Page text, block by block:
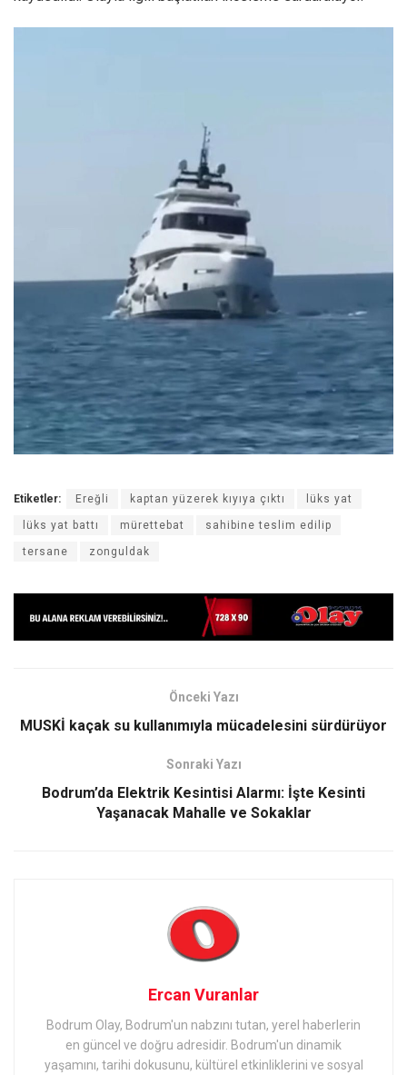
Etiketler: Ereğli kaptan yüzerek kıyıya çıktı lüks yat
lüks yat battı mürettebat sahibine teslim edilip
tersane zonguldak
Önceki Yazı
MUSKİ kaçak su kullanımıyla mücadelesini sürdürüyor
Sonraki Yazı
Bodrum’da Elektrik Kesintisi Alarmı: İşte Kesinti
Yaşanacak Mahalle ve Sokaklar
Ercan Vuranlar
Bodrum Olay, Bodrum'un nabzını tutan, yerel haberlerin
en güncel ve doğru adresidir. Bodrum'un dinamik
yaşamını, tarihi dokusunu, kültürel etkinliklerini ve sosyal